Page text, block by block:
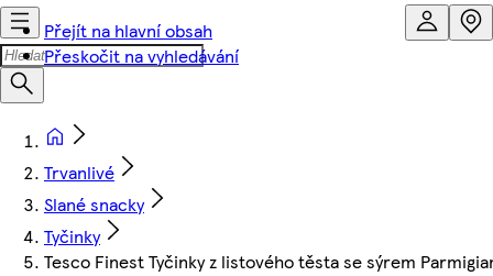
Přejít na hlavní obsah
Přeskočit na vyhledávání
Trvanlivé
Slané snacky
Tyčinky
Tesco Finest Tyčinky z listového těsta se sýrem